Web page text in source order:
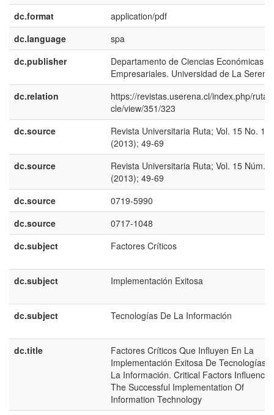
dc.format
application/pdf
dc.language
spa
dc.publisher
Departamento de Ciencias Económicas y
Empresariales. Universidad de La Serena
dc.relation
https://revistas.userena.cl/index.php/ruta/
cle/view/351/323
dc.source
Revista Universitaria Ruta; Vol. 15 No. 1
(2013); 49-69
dc.source
Revista Universitaria Ruta; Vol. 15 Núm. 1
(2013); 49-69
dc.source
0719-5990
dc.source
0717-1048
dc.subject
Factores Críticos
dc.subject Implementación Exitosa
dc.subject Tecnologías De La Información
dc.title
Factores Críticos Que Influyen En La
Implementación Exitosa De Tecnologías
La Información. Critical Factors
The Successful Implementation Of
Information Technology